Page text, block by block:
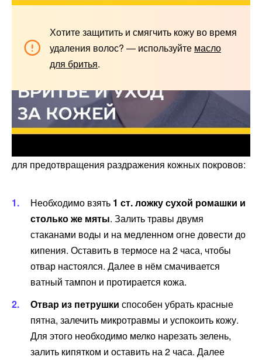
Хотите защитить и смягчить кожу во время
удаления волос? — используйте масло
для бритья.
Народные средства
для предотвращения раздражения кожных покровов:
Необходимо взять 1 ст. ложку сухой ромашки и
столько же мяты. Залить травы двумя
стаканами воды и на медленном огне довести до
кипения. Оставить в термосе на 2 часа, чтобы
отвар настоялся. Далее в нём смачивается
ватный тампон и протирается кожа.
Отвар из петрушки способен убрать красные
пятна, залечить микротравмы и успокоить кожу.
Для этого необходимо мелко нарезать зелень,
залить кипятком и оставить на 2 часа. Далее